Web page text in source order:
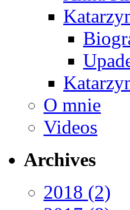
O mnie
Videos
Archives
2018 (2)